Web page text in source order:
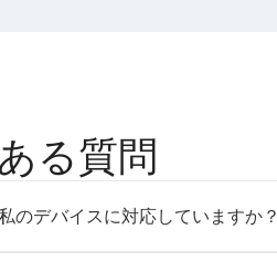
る質問
デバイスに対応していますか？